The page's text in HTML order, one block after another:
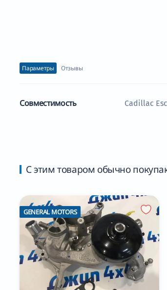
Параметры Отзывы
Совместимость Cadillac
С этим товаром обычно
GENERAL MOTORS